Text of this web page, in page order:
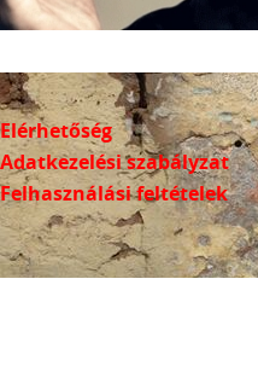
Elérhetőség
Adatkezelési szabályzat
Felhasználási feltételek